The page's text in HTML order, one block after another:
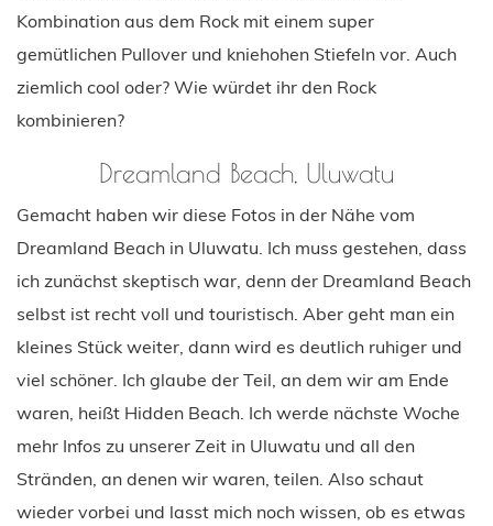
Kombination aus dem Rock mit einem super
gemütlichen Pullover und kniehohen Stiefeln vor. Auch
ziemlich cool oder? Wie würdet ihr den Rock
kombinieren?
Dreamland Beach, Uluwatu
Gemacht haben wir diese Fotos in der Nähe vom
Dreamland Beach in Uluwatu. Ich muss gestehen, dass
ich zunächst skeptisch war, denn der Dreamland Beach
selbst ist recht voll und touristisch. Aber geht man ein
kleines Stück weiter, dann wird es deutlich ruhiger und
viel schöner. Ich glaube der Teil, an dem wir am Ende
waren, heißt Hidden Beach. Ich werde nächste Woche
mehr Infos zu unserer Zeit in Uluwatu und all den
Stränden, an denen wir waren, teilen. Also schaut
wieder vorbei und lasst mich noch wissen, ob es etwas